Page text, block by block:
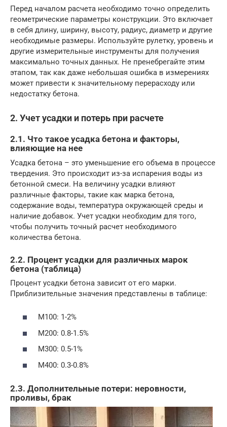
Перед началом расчета необходимо точно определить
геометрические параметры конструкции. Это включает
в себя длину, ширину, высоту, радиус, диаметр и другие
необходимые размеры. Используйте рулетку, уровень и
другие измерительные инструменты для получения
максимально точных данных. Не пренебрегайте этим
этапом, так как даже небольшая ошибка в измерениях
может привести к значительному перерасходу или
недостатку бетона.
2. Учет усадки и потерь при расчете
2.1. Что такое усадка бетона и факторы,
влияющие на нее
Усадка бетона – это уменьшение его объема в процессе
твердения. Это происходит из-за испарения воды из
бетонной смеси. На величину усадки влияют
различные факторы, такие как марка бетона,
содержание воды, температура окружающей среды и
наличие добавок. Учет усадки необходим для того,
чтобы получить точный расчет необходимого
количества бетона.
2.2. Процент усадки для различных марок
бетона (таблица)
Процент усадки бетона зависит от его марки.
Приблизительные значения представлены в таблице:
М100: 1-2%
М200: 0.8-1.5%
М300: 0.5-1%
М400: 0.3-0.8%
2.3. Дополнительные потери: неровности,
проливы, брак